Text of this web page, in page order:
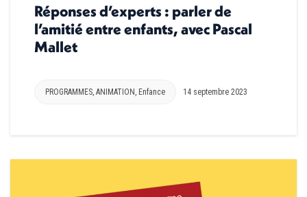
Réponses d’experts : parler de
l’amitié entre enfants, avec Pascal
Mallet
PROGRAMMES, ANIMATION, Enfance 14 septembre 2023